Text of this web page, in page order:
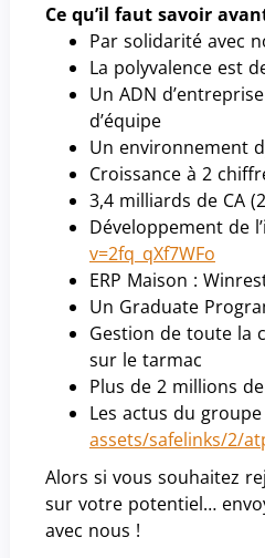
Ce qu’il faut savoir
Par solidarité avec
La polyvalence est
Un ADN
d’équipe
Un environnement
Croissance à 2
3,4 milliards de CA
Développement de
v=2fq_qXf7WFo
ERP Maison :
Un Graduate
Gestion de toute la
sur le tarmac
Plus de 2 millions
Les actus du groupe
assets/safelinks/2/
Alors si vous souhaitez
sur votre potentiel…
avec nous !